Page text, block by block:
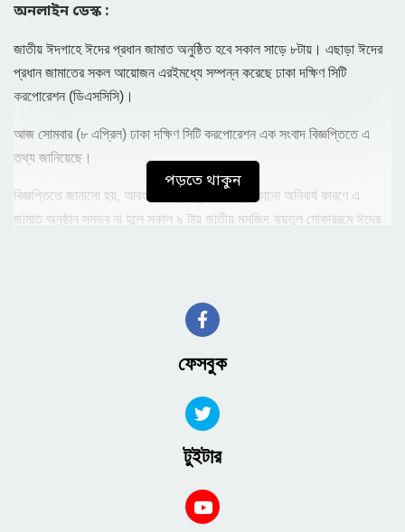
অনলাইন ডেস্ক :
জাতীয় ঈদগাহে ঈদের প্রধান জামাত অনুষ্ঠিত হবে সকাল সাড়ে ৮টায়। এছাড়া ঈদের
প্রধান জামাতের সকল আয়োজন এরইমধ্যে সম্পন্ন করেছে ঢাকা দক্ষিণ সিটি
করপোরেশন (ডিএসসিসি)।
আজ সোমবার (৮ এপ্রিল) ঢাকা দক্ষিণ সিটি করপোরেশন এক সংবাদ বিজ্ঞপ্তিতে এ
তথ্য জানিয়েছে।
বিজ্ঞপ্তিতে জানানো হয়, আবহাওয়া প্রতিকূল বা অন্য কোনো অনিবার্য কারণে এ
জামাত অনুষ্ঠান সম্ভব না হলে সকাল ৯ টায় জাতীয় মসজিদ বায়তুল মোকাররমে ঈদের
এবারের ঈদ জামাতে বায়তুল মোকাররম জাতীয় মসজিদের খতিব হাফেজ মাওলানা মুফতি
মুহাম্মদ হাবিবুর রহমান ক্বারী হিসেবে দায়িত্ব পালন করবেন।
আগামীকাল সকাল ১১ টায় ঈদ জামাত আয়োজনের সার্বিক প্রস্তুতি সরেজমিন পরিদর্শন
করবেন ঢাকা দক্ষিণ সিটি করপোরেশনের মেয়র ব্যারিস্টার শেখ ফজলে নূর তাপস।
পড়তে থাকুন
ফেসবুক
টুইটার